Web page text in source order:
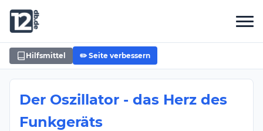
Hilfsmittel ✏️ Seite verbessern
Der Oszillator - das Herz des
Funkgeräts